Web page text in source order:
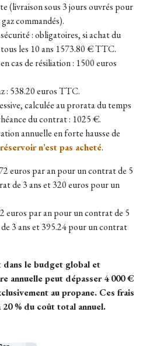
(livraison sous 3 jours ouvrés pour
commandés).
: obligatoires, si achat du
les 10 ans 1573.80 € TTC.
cas de résiliation : 1500 euros
: 538.20 euros TTC.
calculée au prorata du temps
du contrat : 1025 €.
annuelle en forte hausse de
réservoir n’est pas acheté.
euros par an pour un contrat de 5
de 3 ans et 320 euros pour un
euros par an pour un contrat de 5
3 ans et 395.24 pour un contrat
dans le budget global et
annuelle peut dépasser 4 000 €
au propane. Ces frais
% du coût total annuel.